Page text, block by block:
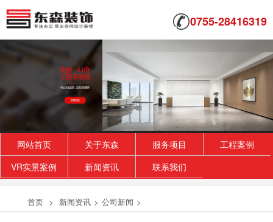
0755-28416319
网站首页 关于东森 服务项目
工程案例
VR实景案例
新闻资讯 联系我们
首页 > 新闻资讯 > 公司新闻 >